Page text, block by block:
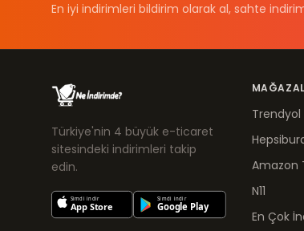
En iyi indirimleri bildirim olarak al, sahte
Türkiye'nin 4 büyük e-ticaret
sitesindeki indirimleri takip
edin.
Trendyol
Amazon
N11
En Çok